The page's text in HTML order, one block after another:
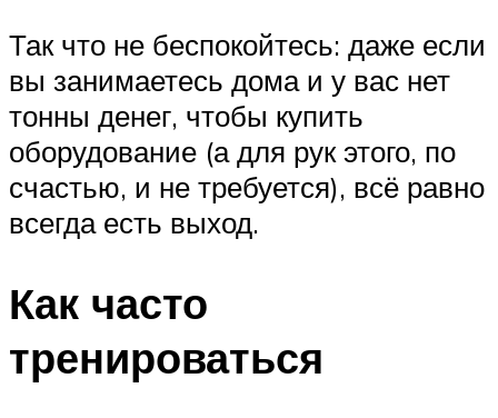
Так что не беспокойтесь: даже если
вы занимаетесь дома и у вас нет
тонны денег, чтобы купить
оборудование (а для рук этого, по
счастью, и не требуется), всё равно
всегда есть выход.
Как часто
тренироваться